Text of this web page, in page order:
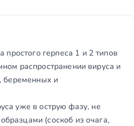
герпеса 1 и 2 типов
распространении вируса и
беременных и
уже в острую фазу, не
(соскоб из очага,